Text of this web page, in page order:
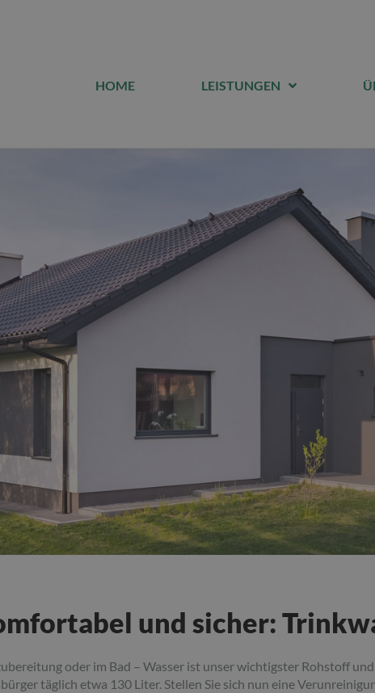
HOME LEISTUNGEN
und sicher:
oder im Bad – Wasser ist unser wichtigster Rohstoff
täglich etwa 130 Liter. Stellen Sie sich nun eine